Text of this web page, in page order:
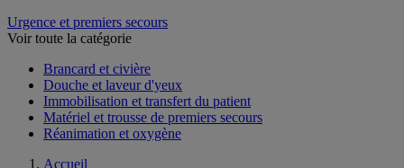
Urgence et premiers secours
Voir toute la catégorie
Brancard et civière
Douche et laveur d'yeux
Immobilisation et transfert du patient
Matériel et trousse de premiers secours
Réanimation et oxygène
Accueil